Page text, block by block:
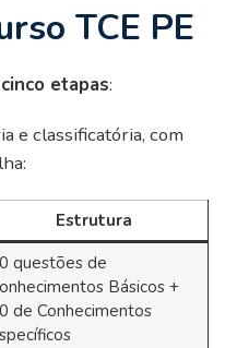
TCE PE
cinco etapas:
e classificatória, com
Estrutura
questões de
Básicos +
de Conhecimentos